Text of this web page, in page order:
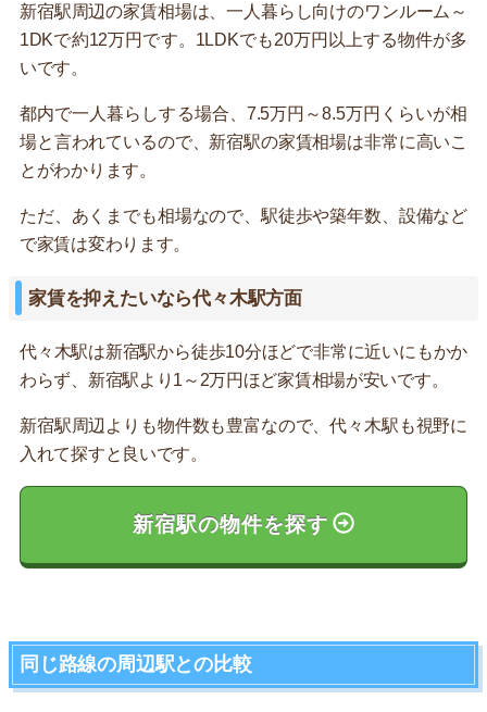
新宿駅周辺の家賃相場は、一人暮らし向けのワンルーム～
1DKで約12万円です。1LDKでも20万円以上する物件が多
いです。
都内で一人暮らしする場合、7.5万円～8.5万円くらいが相
場と言われているので、新宿駅の家賃相場は非常に高いこ
とがわかります。
ただ、あくまでも相場なので、駅徒歩や築年数、設備など
で家賃は変わります。
家賃を抑えたいなら代々木駅方面
代々木駅は新宿駅から徒歩10分ほどで非常に近いにもかか
わらず、新宿駅より1～2万円ほど家賃相場が安いです。
新宿駅周辺よりも物件数も豊富なので、代々木駅も視野に
入れて探すと良いです。
新宿駅の物件を探す
同じ路線の周辺駅との比較